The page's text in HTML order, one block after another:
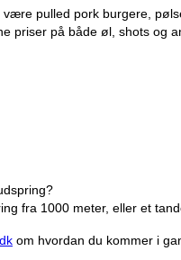
pulled pork burgere,
priser på både øl, shots og
fra 1000 meter, eller et
om hvordan du kommer i